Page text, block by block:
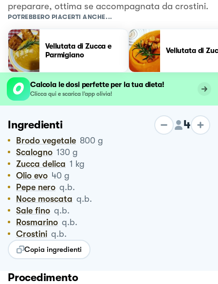
preparare, ottima se accompagnata da crostini.
POTREBBERO PIACERTI ANCHE...
Vellutata di Zucca e
Parmigiano
Vellutata di
Calcola le dosi perfette per la tua dieta!
Clicca qui e scarica l’app olivia!
Ingredienti 4
Brodo vegetale 800 g
Scalogno 130 g
Zucca delica 1 kg
Olio evo 40 g
Pepe nero q.b.
Noce moscata q.b.
Sale fino q.b.
Rosmarino q.b.
Crostini q.b.
Copia ingredienti
Procedimento